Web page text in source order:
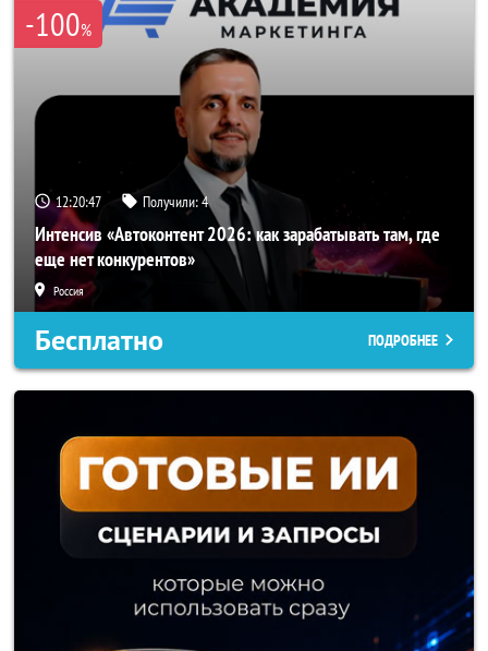
-100%
12:20:44 Получили:4
Интенсив «Автоконтент 2026: как зарабатывать там, где
еще нет конкурентов»
Россия
Бесплатно ПОДРОБНЕЕ